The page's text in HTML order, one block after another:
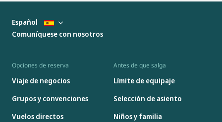
Opciones de reserva
Viaje de negocios
Grupos y convenciones
Vuelos directos
Antes de que salga
Límite de equipaje
Selección de asiento
Niños y familia
Español
Comuníquese con nosotros